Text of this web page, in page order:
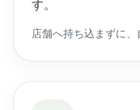
す。
店舗へ持ち込まずに、